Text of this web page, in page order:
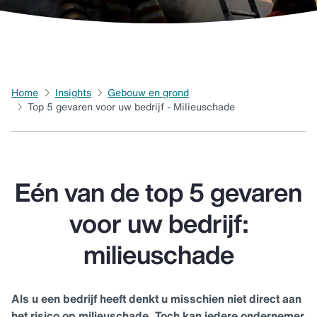
Home Insights
Gebouw en grond
Top 5 gevaren voor uw bedrijf - Milieuschade
Eén van de top 5 gevaren
voor uw bedrijf:
milieuschade
Als u een bedrijf heeft denkt u misschien niet direct aan